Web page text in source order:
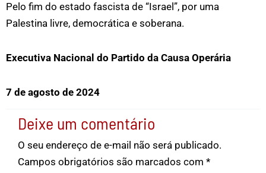
Pelo fim do estado fascista de “Israel”, por uma
Palestina livre, democrática e soberana.
Executiva Nacional do Partido da Causa Operária
7 de agosto de 2024
Deixe um comentário
O seu endereço de e-mail não será publicado.
Campos obrigatórios são marcados com *